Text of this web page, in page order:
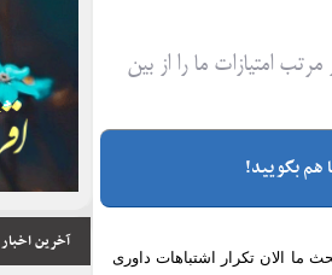
امتیازات ما را از بین
هم بگویید!
ما الان تکرار اشتباهات داوری
آخرین اخبار